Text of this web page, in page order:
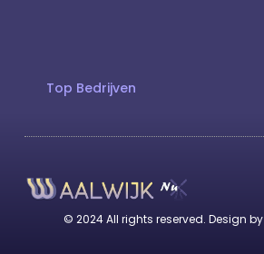
Top Bedrijven
© 2024 All rights reserved. Design by